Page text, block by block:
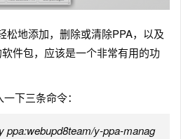
松地添加，删除或清除PPA，以及
件包，应该是一个非常有用的功
下三条命令：
ppa:webupd8team/y-ppa-manag